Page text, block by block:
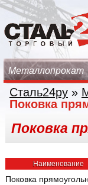
Металлопрокат
Сталь24ру »
Поковка
Поковка
Наименование
Поковка